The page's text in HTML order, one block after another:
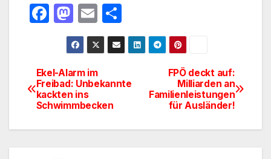
F
e
b
o
o
M
a
st
o
d
o
n
E
m
ail
ei
le
BeitragsnavigationFPÖ deckt auf:
Milliarden an
Familienleistungen
für Ausländer!
Ekel-Alarm im
Freibad: Unbekannte
kackten ins
Schwimmbecken